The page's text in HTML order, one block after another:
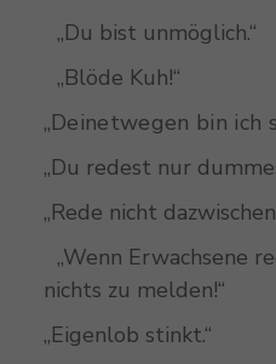
„Du bist unmöglich.“
„Blöde Kuh!“
„Deinetwegen bin ich
„Du redest nur
„Rede nicht
„Wenn Erwachsene
nichts zu melden!“
„Eigenlob stinkt.“